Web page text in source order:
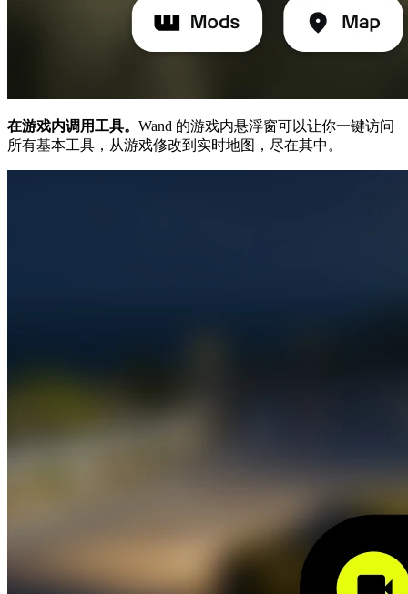
在游戏内调用工具。 Wand 的游戏内悬浮窗可以让你一键访问
所有基本工具，从游戏修改到实时地图，尽在其中。